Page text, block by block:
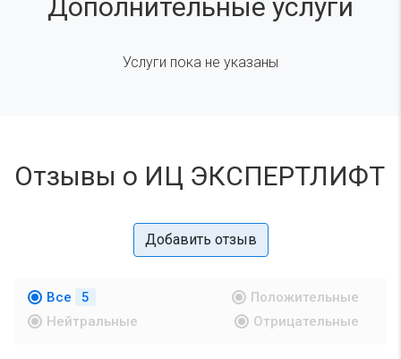
Дополнительные услуги
Услуги пока не указаны
Отзывы о ИЦ ЭКСПЕРТЛИФТ
Добавить отзыв
Все 5
Положительные
Нейтральные
Отрицательные